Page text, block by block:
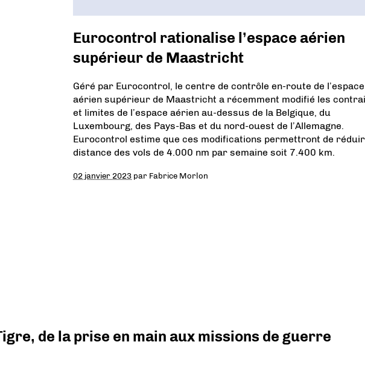
Eurocontrol rationalise l’espace aérien
supérieur de Maastricht
Géré par Eurocontrol, le centre de contrôle en-route de l’espace
aérien supérieur de Maastricht a récemment modifié les
et limites de l’espace aérien au-dessus de la Belgique, du
Luxembourg, des Pays-Bas et du nord-ouest de l’Allemagne.
Eurocontrol estime que ces modifications permettront de
distance des vols de 4.000 nm par semaine soit 7.400 km.
02 janvier 2023 par Fabrice Morlon
de la prise en main aux missions de guerre